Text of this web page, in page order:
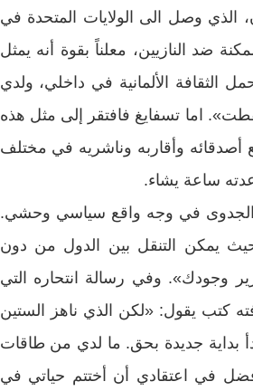
وصل الى الولايات المتحدة في
ضد النازيين، معلناً بقوة أنه يمثل
الثقافة الألمانية في داخلي، ولدي
اما تسفايغ فافتقر إلى مثل هذه
أصدقائه وأقاربه وناشريه في مختلف
ساعة يشاء.
الجدوى في وجه واقع سياسي وحشي.
يمكن التنقل بين الدول من دون
وجودك». وفي رسالة انتحاره التي
كتب يقول: «لكن الذي ناهز الستين
بداية جديدة بحق. ما لدي من طاقات
في اعتقادي أن أختتم حياتي في